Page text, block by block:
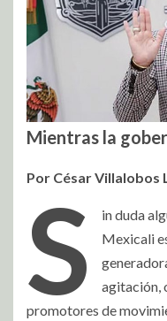
Mientras la
Por César Villalobos
S
in duda
Mexicali
agitación,
promotores de